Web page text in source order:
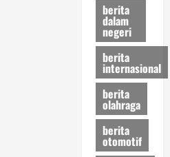
berita
dalam
negeri
berita
internasional
berita
olahraga
berita
otomotif